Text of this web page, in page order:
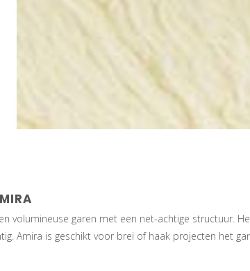
volumineuse garen met een net-achtige structuur.
Amira is geschikt voor brei of haak projecten het